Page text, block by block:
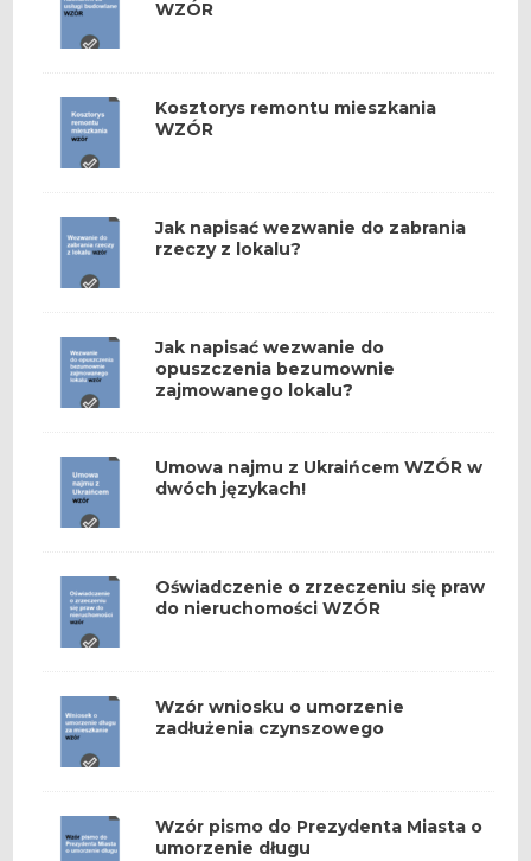
WZÓR
Kosztorys remontu mieszkania
WZÓR
Jak napisać wezwanie do zabrania
rzeczy z lokalu?
Jak napisać wezwanie do
opuszczenia bezumownie
zajmowanego lokalu?
Umowa najmu z Ukraińcem WZÓR w
dwóch językach!
Oświadczenie o zrzeczeniu się praw
do nieruchomości WZÓR
Wzór wniosku o umorzenie
zadłużenia czynszowego
Wzór pismo do Prezydenta Miasta o
umorzenie długu